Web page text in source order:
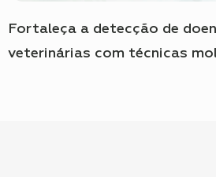
Fortaleça a detecção de
veterinárias com técnicas